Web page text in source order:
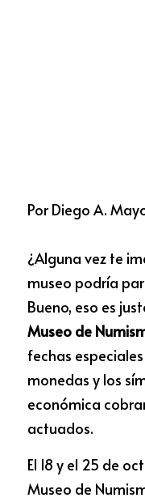
Por Diego A.
¿Alguna vez te
museo podría
Museo de
fechas
monedas y los
económica
actuados.
El 18 y el 25 de
Museo de